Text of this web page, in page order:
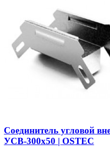
Соединитель угловой
УСВ-300х50 | OSTEC